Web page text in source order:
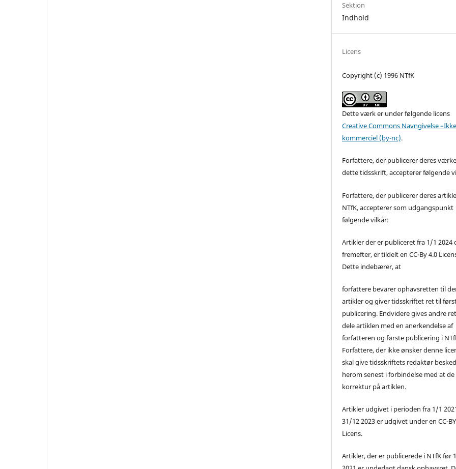
Sektion
Indhold
Licens
Copyright (c) 1996 NTfK
Dette værk er under følgende licens
Creative Commons Navngivelse
kommerciel (by-nc).
Forfattere, der publicerer deres
dette tidsskrift, accepterer følgende
Forfattere, der publicerer deres
NTfK, accepterer som udgangspunkt
følgende vilkår:
Artikler der er publiceret fra 1/1 2024
fremefter, er tildelt en CC-By 4.0
Dette indebærer, at
forfattere bevarer ophavsretten til
artikler og giver tidsskriftet ret til
publicering. Endvidere gives andre
dele artiklen med en anerkendelse af
forfatteren og første publicering i
Forfattere, der ikke ønsker denne
skal give tidsskriftets redaktør besked
herom senest i forbindelse med at
korrektur på artiklen.
Artikler udgivet i perioden fra 1/1
31/12 2023 er udgivet under en CC-
Licens.
Artikler, der er publicerede i NTfK før